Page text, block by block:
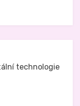
technologie